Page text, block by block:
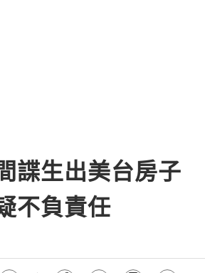
諜生出美台房子
不負責任